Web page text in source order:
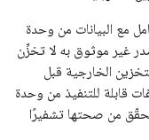
مع البيانات من وحدة
غير موثوق به لا تخزِّن
الخارجية قبل
قابلة للتنفيذ من وحدة
من صحتها تشفيرًا